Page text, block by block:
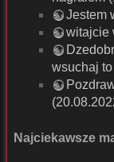
Jestem
witajcie
wsuchaj
Najciekawsze